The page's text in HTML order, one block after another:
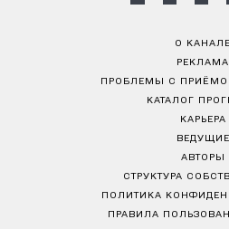
О КАНАЛЕ
РЕКЛАМА
ПРОБЛЕМЫ С
КАТАЛОГ
КАРЬЕРА
ВЕДУЩИЕ
АВТОРЫ
СТРУКТУРА
ПОЛИТИКА
ПРАВИЛА